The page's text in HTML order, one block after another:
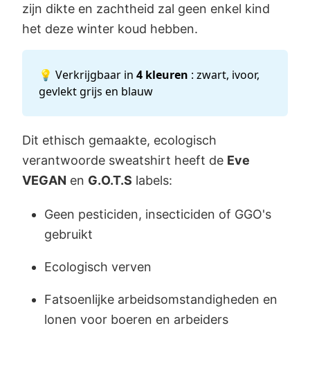
zijn dikte en zachtheid zal geen enkel kind
het deze winter koud hebben.
💡 Verkrijgbaar in 4 kleuren : zwart, ivoor,
gevlekt grijs en blauw
Dit ethisch gemaakte, ecologisch
verantwoorde sweatshirt heeft de Eve
VEGAN en G.O.T.S labels:
Geen pesticiden, insecticiden of GGO's
gebruikt
Ecologisch verven
Fatsoenlijke arbeidsomstandigheden en
lonen voor boeren en arbeiders